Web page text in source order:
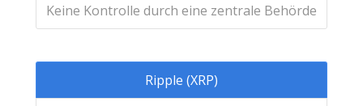
Keine Kontrolle durch eine zentrale Behörde
Ripple (XRP)